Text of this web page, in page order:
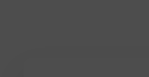
professionele service en